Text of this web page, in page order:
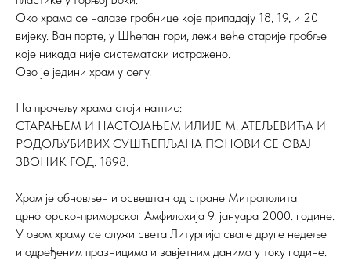
Око храма се налазе гробнице које припадају 18, 19, и 20
вијеку. Ван порте, у Шћепан гори, лежи веће старије гробље
које никада није систематски истражено.
Ово је једини храм у селу.
На прочељу храма стоји натпис:
СТАРАЊЕМ И НАСТОЈАЊЕМ ИЛИЈЕ М. АТЕЉЕВИЋА И
РОДОЉУБИВИХ СУШЋЕПЉАНА ПОНОВИ СЕ ОВАЈ
ЗВОНИК ГОД. 1898.
Храм је обновљен и освештан од стране Митрополита
црногорско-приморског Амфилохија 9. јануара 2000. године.
У овом храму се служи света Литургија сваге друге недеље
и одређеним празницима и завјетним данима у току године.